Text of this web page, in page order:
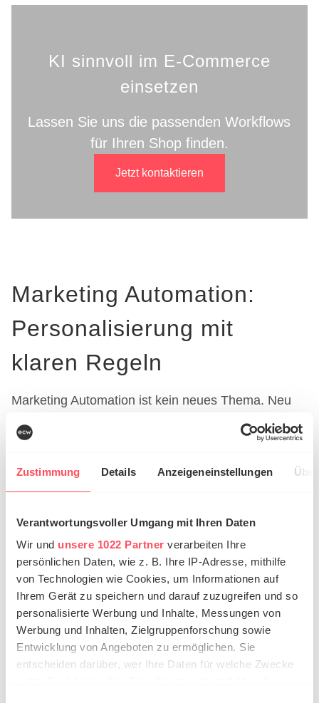
Zustimmung Details Anzeigeneinstellungen
Verantwortungsvoller Umgang mit Ihren Daten
Wir und unsere 1022 Partner verarbeiten Ihre
persönlichen Daten, wie z. B. Ihre IP-Adresse, mithilfe
von Technologien wie Cookies, um Informationen auf
Ihrem Gerät zu speichern und darauf zuzugreifen und so
personalisierte Werbung und Inhalte, Messungen von
Werbung und Inhalten, Zielgruppenforschung sowie
Entwicklung von Angeboten zu ermöglichen. Sie
entscheiden darüber, wer Ihre Daten für welche Zwecke
KI sinnvoll im E-Commerce
einsetzen
Lassen Sie uns die passenden Workflows
für Ihren Shop finden.
Jetzt kontaktieren
Marketing Automation:
Personalisierung mit
klaren Regeln
Marketing Automation ist kein neues Thema. Neu
ist, wie stark KI bei Segmentierung, Textvarianten,
Timing und Produktempfehlungen unterstützen
hier besonders, wenn bereits First-Party-Daten
vorhanden sind.
Klaviyo beschreibt im Kontext von Retail- und E-
Commerce-Marketing, dass Händler 2025 verstärkt
auf AI, Automation und smartere Customer
Experiences reagieren müssen. Der Fokus liegt
dabei auf Daten, Automatisierung und relevanter
Kommunikation statt auf pauschalen Kampagnen.
Sinnvolle Workflows sind zum Beispiel: